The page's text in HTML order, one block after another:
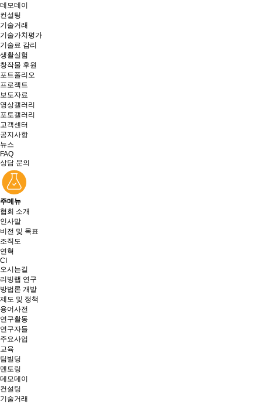
데모데이
컨설팅
기술거래
기술가치평가
기술료 감리
생활실험
창작물 후원
포트폴리오
프로젝트
보도자료
영상갤러리
포토갤러리
고객센터
공지사항
뉴스
FAQ
상담 문의
주메뉴
협회 소개
인사말
비전 및 목표
조직도
연혁
CI
오시는길
리빙랩 연구
방법론 개발
제도 및 정책
용어사전
연구활동
연구자들
주요사업
교육
팀빌딩
멘토링
데모데이
컨설팅
기술거래